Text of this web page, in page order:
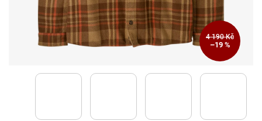
4 190 Kč
–19 %